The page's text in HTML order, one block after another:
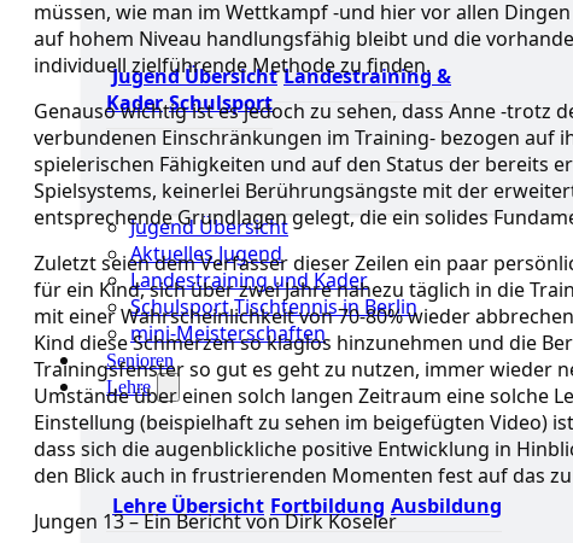
Jugend Übersicht Landestraining &
Kader Schulsport
Jugend Übersicht
Aktuelles Jugend
Landestraining und Kader
Schulsport Tischtennis in Berlin
mini-Meisterschaften
Senioren
Lehre
Lehre Übersicht Fortbildung Ausbildung
müssen, wie man im Wettkampf -und hier vor allen
auf hohem Niveau handlungsfähig bleibt und die
individuell zielführende Methode zu finden.
Genauso wichtig ist es jedoch zu sehen, dass Anne -
verbundenen Einschränkungen im Training- bezogen
spielerischen Fähigkeiten und auf den Status der bereits
Spielsystems, keinerlei Berührungsängste mit der
entsprechende Grundlagen gelegt, die ein solides
Zuletzt seien dem Verfasser dieser Zeilen ein paar
für ein Kind, sich über zwei Jahre nahezu täglich in die
mit einer Wahrscheinlichkeit von 70-80% wieder
Kind diese Schmerzen so klaglos hinzunehmen und die
Trainingsfenster so gut es geht zu nutzen, immer wieder
Umstände über einen solch langen Zeitraum eine solche
Einstellung (beispielhaft zu sehen im beigefügten Video)
dass sich die augenblickliche positive Entwicklung in
den Blick auch in frustrierenden Momenten fest auf das
Jungen 13 – Ein Bericht von Dirk Koseler